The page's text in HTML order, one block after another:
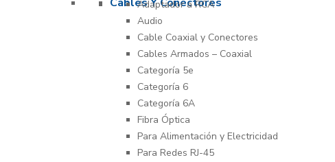
Adaptador a RCA
Audio
Cable Coaxial y Conectores
Cables Armados – Coaxial
Categoría 5e
Categoría 6
Categoría 6A
Fibra Óptica
Para Alimentación y Electricidad
Para Redes RJ-45